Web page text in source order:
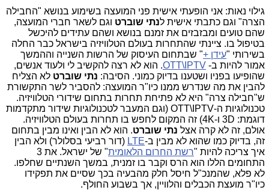
גילוי נאות: אני הופעתי אישית פני המועצה בשימוע בנושא "החבילה
הצרה" וגם כתבתי אישית לנתי שוברט וגם לשאר חברי המועצה,
שהם טועים ומבזבזים את זמנם בנושא ושהם עתידים להיכשל
בטיפול בו. ציינתי שהתחרות בעולם הטלוויזיה בישראל כבר החלה
בשירותי "עידן +" שבתחום העיסוק של הרשות השנייה וההמשך
אמור להיות ב- OTT\IPTV. הוא לא רצה להקשיב לי ולעוד אנשים,
שהופיעו בפניו ושטענו בדיוק כמוני. הסיבה: נתי שוברט לא הצליח
להבין את מה שנדרש ממנו כיו"ר המועצה: להסביר לשר התקשורת
ש"חבילה צרה" היא לא פתיחת תחרות בתחום שידורי הטלוויזיה.
טכנולוגיות ה-OTT\IPTV (וגם המעבר לטכנולוגיות שידור מתקדמות
דוגמת: 3D ו-4K) זה המקום לחפש בו תחרות בעולם הטלוויזיה.
אולם, זה לא קרה אצל נתי שוברט. הוא לא הבין ואינו מבין בתחום
זה, בדיוק כמו שהוא לא מבין ב-LTE (דור רביעי בסלולר) ולא הבין
איך צריכה להיות "רשת החרום הלאומית
" של ישראל. את 3
התחומים הללו הוא הרס וקבר בו זמנית, במשך השנתיים שחלפו.
לא פלא, שהמנכ"ל חיסל חלק מהבעיה בכך שסיים את תפקידו
כיו"ר מועצת הכבלים והלוויין, אך בשבוע החולף.